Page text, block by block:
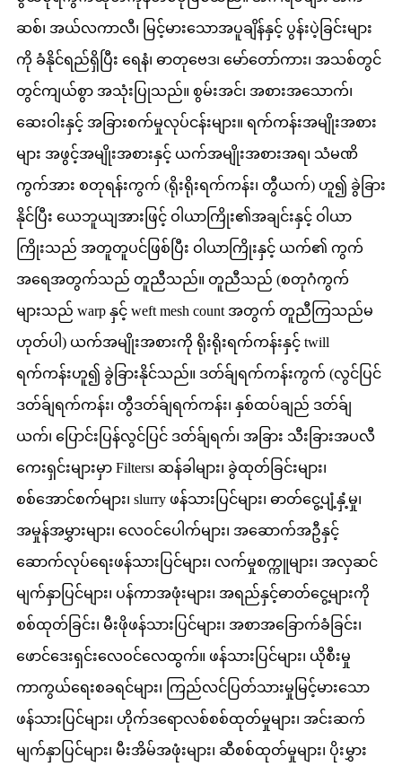
ဆစ်၊ အယ်လကာလီ၊ မြင့်မားသောအပူချိန်နှင့် ပွန်းပဲ့ခြင်းများ
ကို ခံနိုင်ရည်ရှိပြီး ရေနံ၊ ဓာတုဗေဒ၊ မော်တော်ကား၊ အသစ်တွင်
တွင်ကျယ်စွာ အသုံးပြုသည်။ စွမ်းအင်၊ အစားအသောက်၊
ဆေးဝါးနှင့် အခြားစက်မှုလုပ်ငန်းများ။ ရက်ကန်းအမျိုးအစား
များ အဖွင့်အမျိုးအစားနှင့် ယက်အမျိုးအစားအရ၊ သံမဏိ
ကွက်အား စတုရန်းကွက် (ရိုးရိုးရက်ကန်း၊ တွီယက်) ဟူ၍ ခွဲခြား
နိုင်ပြီး ယေဘူယျအားဖြင့် ဝါယာကြိုး၏အချင်းနှင့် ဝါယာ
ကြိုးသည် အတူတူပင်ဖြစ်ပြီး ဝါယာကြိုးနှင့် ယက်၏ ကွက်
အရေအတွက်သည် တူညီသည်။ တူညီသည် (စတုဂံကွက်
များသည် warp နှင့် weft mesh count အတွက် တူညီကြသည်မ
ဟုတ်ပါ) ယက်အမျိုးအစားကို ရိုးရိုးရက်ကန်းနှင့် twill
ရက်ကန်းဟူ၍ ခွဲခြားနိုင်သည်။ ဒတ်ခ်ျရက်ကန်းကွက် (လွင်ပြင်
ဒတ်ခ်ျရက်ကန်း၊ တွီဒတ်ခ်ျရက်ကန်း၊ နှစ်ထပ်ချည် ဒတ်ခ်ျ
ယက်၊ ပြောင်းပြန်လွင်ပြင် ဒတ်ခ်ျရက်၊ အခြား သီးခြားအပလီ
ကေးရှင်းများမှာ Filters၊ ဆန်ခါများ၊ ခွဲထုတ်ခြင်းများ၊
စစ်အောင်စက်များ၊ slurry ဖန်သားပြင်များ၊ ဓာတ်ငွေ့ပျံ့နှံ့မှု၊
အမှုန်အမွှားများ၊ လေဝင်ပေါက်များ၊ အဆောက်အဦနှင့်
ဆောက်လုပ်ရေးဖန်သားပြင်များ၊ လက်မှုစက္ကူများ၊ အလှဆင်
မျက်နှာပြင်များ၊ ပန်ကာအဖုံးများ၊ အရည်နှင့်ဓာတ်ငွေ့များကို
စစ်ထုတ်ခြင်း၊ မီးဖိုဖန်သားပြင်များ၊ အစာအခြောက်ခံခြင်း၊
ဖောင်ဒေးရှင်းလေဝင်လေထွက်။ ဖန်သားပြင်များ၊ ယိုစီးမှု
ကာကွယ်ရေးစခရင်များ၊ ကြည်လင်ပြတ်သားမှုမြင့်မားသော
ဖန်သားပြင်များ၊ ဟိုက်ဒရောလစ်စစ်ထုတ်မှုများ၊ အင်းဆက်
မျက်နှာပြင်များ၊ မီးအိမ်အဖုံးများ၊ ဆီစစ်ထုတ်မှုများ၊ ပိုးမွှား